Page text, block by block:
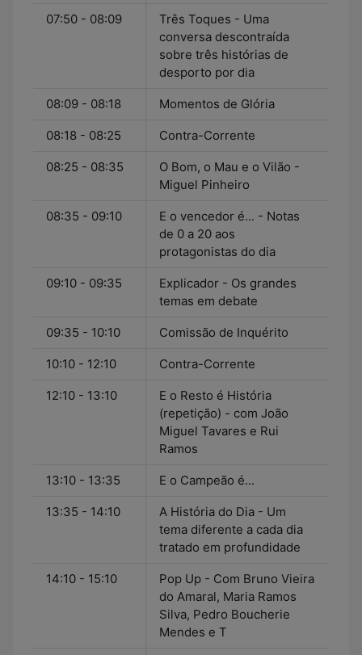
07:50 - 08:09
Três Toques - Uma
conversa descontraída
sobre três histórias de
desporto por dia
08:09 - 08:18 Momentos de Glória
08:18 - 08:25 Contra-Corrente
08:25 - 08:35
O Bom, o Mau e o Vilão -
Miguel Pinheiro
08:35 - 09:10
E o vencedor é... - Notas
de 0 a 20 aos
protagonistas do dia
09:10 - 09:35
Explicador - Os grandes
temas em debate
09:35 - 10:10 Comissão de Inquérito
10:10 - 12:10 Contra-Corrente
12:10 - 13:10
E o Resto é História
(repetição) - com João
Miguel Tavares e Rui
Ramos
13:10 - 13:35 E o Campeão é...
13:35 - 14:10
A História do Dia - Um
tema diferente a cada dia
tratado em profundidade
14:10 - 15:10
Pop Up - Com Bruno Vieira
do Amaral, Maria Ramos
Silva, Pedro Boucherie
Mendes e T